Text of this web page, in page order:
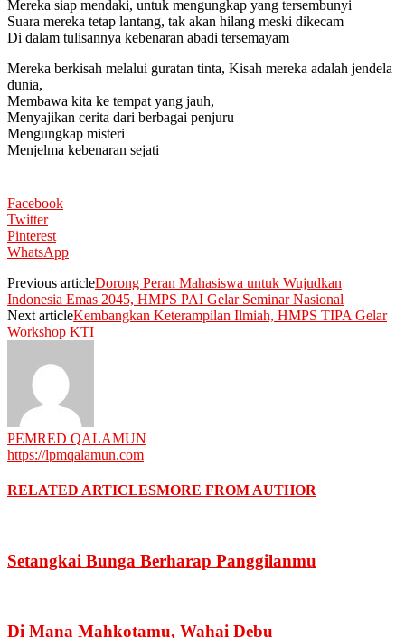
Mereka siap mendaki, untuk mengungkap yang tersembunyi
Suara mereka tetap lantang, tak akan hilang meski dikecam
Di dalam tulisannya kebenaran abadi tersemayam
Mereka berkisah melalui guratan tinta, Kisah mereka adalah jendela
dunia,
Membawa kita ke tempat yang jauh,
Menyajikan cerita dari berbagai penjuru
Mengungkap misteri
Menjelma kebenaran sejati
Facebook
Twitter
Pinterest
WhatsApp
Previous articleDorong Peran Mahasiswa untuk Wujudkan
Indonesia Emas 2045, HMPS PAI Gelar Seminar Nasional
Next articleKembangkan Keterampilan Ilmiah, HMPS TIPA Gelar
Workshop KTI
PEMRED QALAMUN
https://lpmqalamun.com
RELATED ARTICLESMORE FROM AUTHOR
Setangkai Bunga Berharap Panggilanmu
Di Mana Mahkotamu, Wahai Debu